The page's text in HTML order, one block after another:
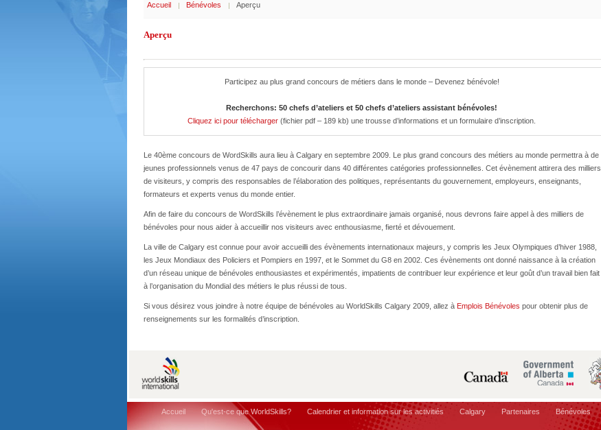
Accueil Bénévoles Aperçu
Aperçu
Participez au plus grand concours de métiers dans le monde – Devenez bénévole!
Recherchons: 50 chefs d’ateliers et 50 chefs d’ateliers assistant bénévoles!
Cliquez ici pour télécharger (fichier pdf – 189 kb) une trousse d’informations et un formulaire d’inscription.
Le 40ème concours de WordSkills aura lieu à Calgary en septembre 2009. Le plus grand concours des métiers au monde permettra à de
jeunes professionnels venus de 47 pays de concourir dans 40 différentes catégories professionnelles. Cet évènement attirera des milliers
de visiteurs, y compris des responsables de l’élaboration des politiques, représentants du gouvernement, employeurs, enseignants,
formateurs et experts venus du monde entier.
Afin de faire du concours de WordSkills l’évènement le plus extraordinaire jamais organisé, nous devrons faire appel à des milliers de
bénévoles pour nous aider à accueillir nos visiteurs avec enthousiasme, fierté et dévouement.
La ville de Calgary est connue pour avoir accueilli des évènements internationaux majeurs, y compris les Jeux Olympiques d’hiver 1988,
les Jeux Mondiaux des Policiers et Pompiers en 1997, et le Sommet du G8 en 2002. Ces évènements ont donné naissance à la création
d’un réseau unique de bénévoles enthousiastes et expérimentés, impatients de contribuer leur expérience et leur goût d’un travail bien fait
à l’organisation du Mondial des métiers le plus réussi de tous.
Si vous désirez vous joindre à notre équipe de bénévoles au WorldSkills Calgary 2009, allez à Emplois Bénévoles pour obtenir plus de
renseignements sur les formalités d’inscription.
Accueil Qu'est-ce que WorldSkills? Calendrier et information sur les activitiés Calgary Partenaires Bénévoles